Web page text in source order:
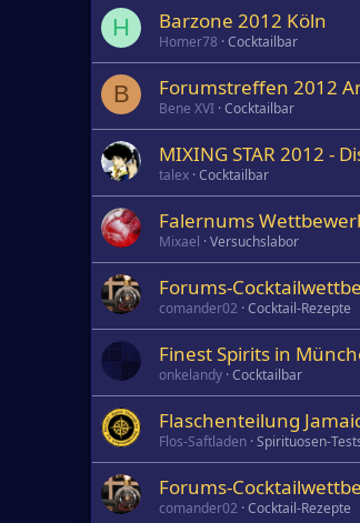
H Barzone 2012 Köln
Homer78 Cocktailbar
B Forumstreffen 2012
Bene XVI Cocktailbar
MIXING STAR 2012 -
talex Cocktailbar
Falernums
Mixael Versuchslabor
Forums-
comander02 Cocktail-Rezepte
Finest Spirits in
onkelandy Cocktailbar
Flaschenteilung
Flos-Saftladen Spirituosen-
Forums-
comander02 Cocktail-Rezepte